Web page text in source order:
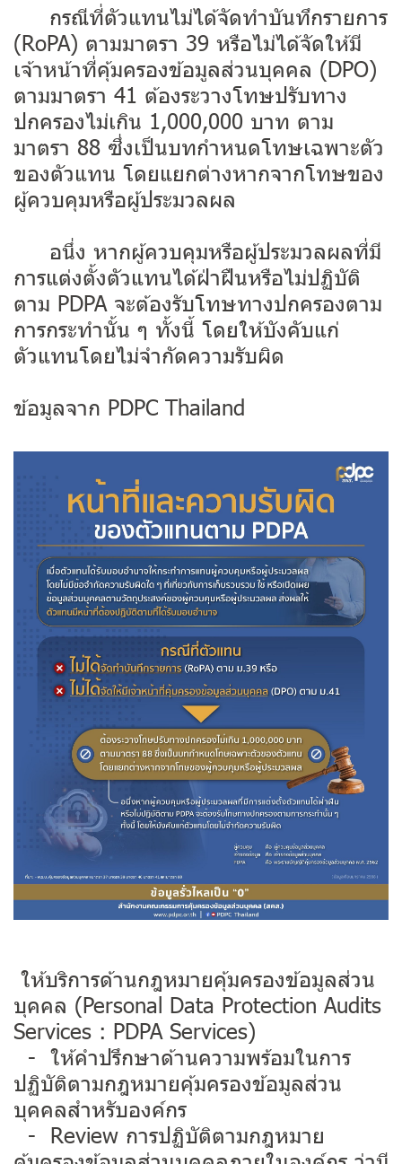
กรณีที่ตัวแทนไม่ได้จัดทำบันทึกรายการ
(RoPA) ตามมาตรา 39 หรือไม่ได้จัดให้มี
เจ้าหน้าที่คุ้มครองข้อมูลส่วนบุคคล (DPO)
ตามมาตรา 41 ต้องระวางโทษปรับทาง
ปกครองไม่เกิน 1,000,000 บาท ตาม
มาตรา 88 ซึ่งเป็นบทกำหนดโทษเฉพาะตัว
ของตัวแทน โดยแยกต่างหากจากโทษของ
ผู้ควบคุมหรือผู้ประมวลผล
อนึ่ง หากผู้ควบคุมหรือผู้ประมวลผลที่มี
การแต่งตั้งตัวแทนได้ฝ่าฝืนหรือไม่ปฏิบัติ
ตาม PDPA จะต้องรับโทษทางปกครองตาม
การกระทำนั้น ๆ ทั้งนี้ โดยให้บังคับแก่
ตัวแทนโดยไม่จำกัดความรับผิด
ข้อมูลจาก PDPC Thailand
ให้บริการด้านกฎหมายคุ้มครองข้อมูลส่วน
บุคคล (Personal Data Protection Audits
Services : PDPA Services)
- ให้คำปรึกษาด้านความพร้อมในการ
ปฏิบัติตามกฎหมายคุ้มครองข้อมูลส่วน
บุคคลสำหรับองค์กร
- Review การปฏิบัติตามกฎหมาย